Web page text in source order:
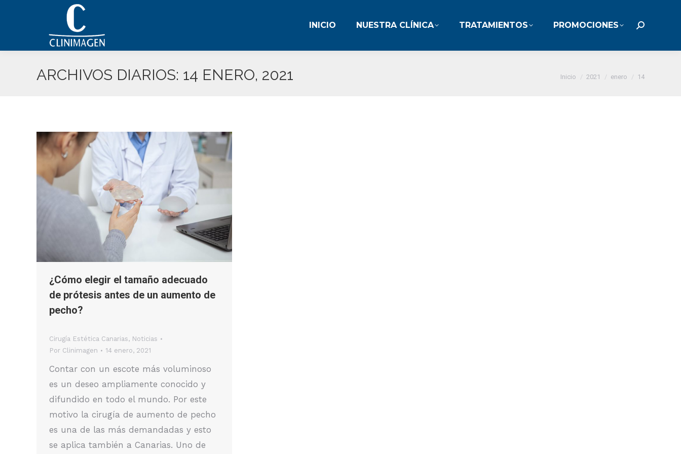
INICIO NUESTRA CLÍNICA TRATAMIENTOS PROMOCIONES Buscar:
ARCHIVOS DIARIOS: 14 ENERO, 2021 Estás aquí:
Inicio 2021 enero 14
¿Cómo elegir el tamaño adecuado
de prótesis antes de un aumento de
pecho?
Cirugía Estética Canarias, Noticias
Por Clinimagen 14 enero, 2021
Contar con un escote más voluminoso
es un deseo ampliamente conocido y
difundido en todo el mundo. Por este
motivo la cirugía de aumento de pecho
es una de las más demandadas y esto
se aplica también a Canarias. Uno de
INICIO NUESTRA CLÍNICA TRATAMIENTOS PROMOCIONES Buscar: